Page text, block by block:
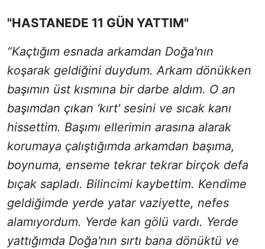
"HASTANEDE 11 GÜN YATTIM"
“Kaçtığım esnada arkamdan Doğa'nın
koşarak geldiğini duydum. Arkam dönükken
başımın üst kısmına bir darbe aldım. O an
başımdan çıkan 'kırt' sesini ve sıcak kanı
hissettim. Başımı ellerimin arasına alarak
korumaya çalıştığımda arkamdan başıma,
boynuma, enseme tekrar tekrar birçok defa
bıçak sapladı. Bilincimi kaybettim. Kendime
geldiğimde yerde yatar vaziyette, nefes
alamıyordum. Yerde kan gölü vardı. Yerde
yattığımda Doğa'nın sırtı bana dönüktü ve